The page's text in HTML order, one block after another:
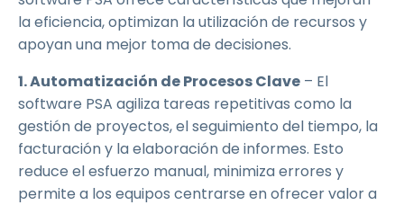
la eficiencia, optimizan la utilización de recursos y
apoyan una mejor toma de decisiones.
1. Automatización de Procesos Clave – El
software PSA agiliza tareas repetitivas como la
gestión de proyectos, el seguimiento del tiempo, la
facturación y la elaboración de informes. Esto
reduce el esfuerzo manual, minimiza errores y
permite a los equipos centrarse en ofrecer valor a